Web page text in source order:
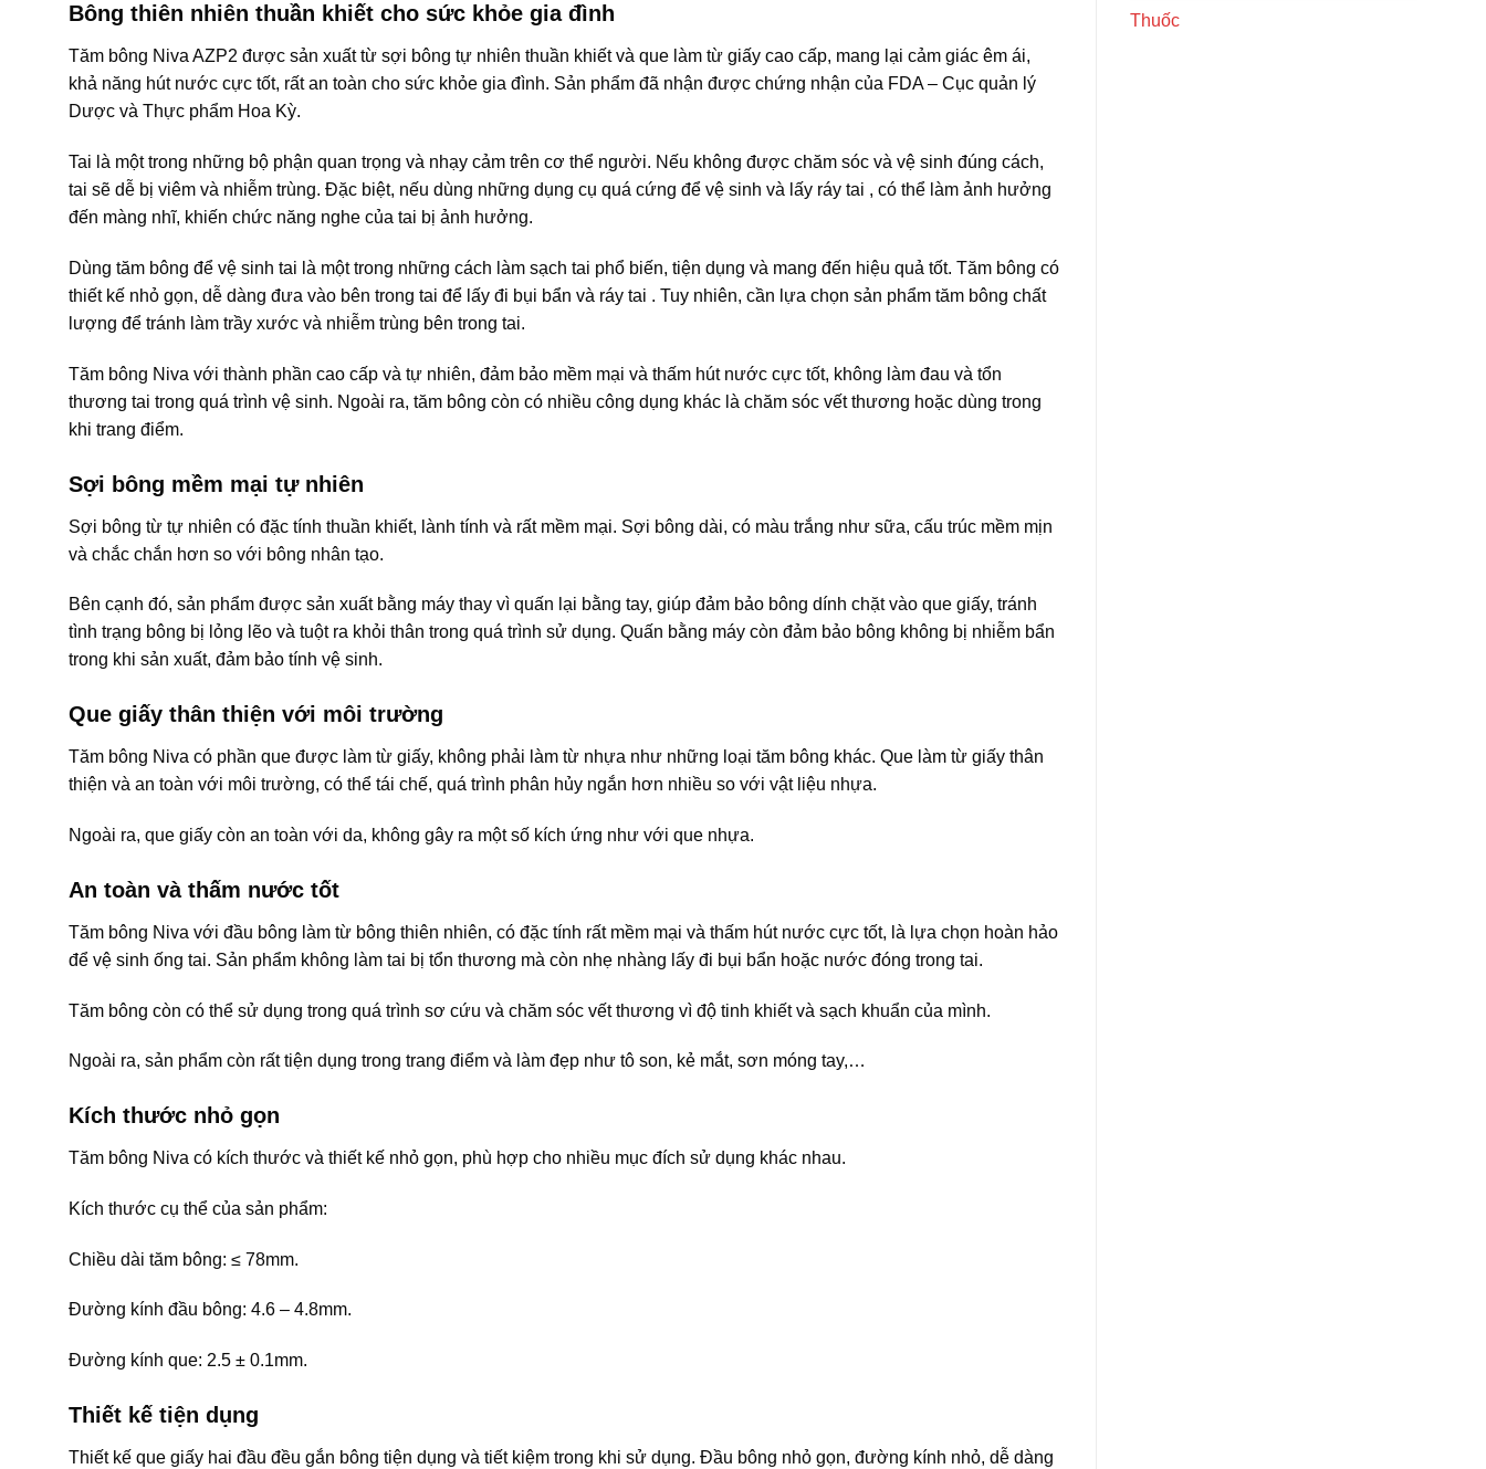
Thuốc
Bông thiên nhiên thuần khiết cho sức khỏe gia đình
Tăm bông Niva AZP2 được sản xuất từ sợi bông tự nhiên thuần khiết và que làm từ giấy cao cấp, mang lại cảm giác êm ái,
khả năng hút nước cực tốt, rất an toàn cho sức khỏe gia đình. Sản phẩm đã nhận được chứng nhận của FDA – Cục quản lý
Dược và Thực phẩm Hoa Kỳ.
Tai là một trong những bộ phận quan trọng và nhạy cảm trên cơ thể người. Nếu không được chăm sóc và vệ sinh đúng cách,
tai sẽ dễ bị viêm và nhiễm trùng. Đặc biệt, nếu dùng những dụng cụ quá cứng để vệ sinh và lấy ráy tai , có thể làm ảnh hưởng
đến màng nhĩ, khiến chức năng nghe của tai bị ảnh hưởng.
Dùng tăm bông để vệ sinh tai là một trong những cách làm sạch tai phổ biến, tiện dụng và mang đến hiệu quả tốt. Tăm bông có
thiết kế nhỏ gọn, dễ dàng đưa vào bên trong tai để lấy đi bụi bẩn và ráy tai . Tuy nhiên, cần lựa chọn sản phẩm tăm bông chất
lượng để tránh làm trầy xước và nhiễm trùng bên trong tai.
Tăm bông Niva với thành phần cao cấp và tự nhiên, đảm bảo mềm mại và thấm hút nước cực tốt, không làm đau và tổn
thương tai trong quá trình vệ sinh. Ngoài ra, tăm bông còn có nhiều công dụng khác là chăm sóc vết thương hoặc dùng trong
khi trang điểm.
Sợi bông mềm mại tự nhiên
Sợi bông từ tự nhiên có đặc tính thuần khiết, lành tính và rất mềm mại. Sợi bông dài, có màu trắng như sữa, cấu trúc mềm mịn
và chắc chắn hơn so với bông nhân tạo.
Bên cạnh đó, sản phẩm được sản xuất bằng máy thay vì quấn lại bằng tay, giúp đảm bảo bông dính chặt vào que giấy, tránh
tình trạng bông bị lỏng lẽo và tuột ra khỏi thân trong quá trình sử dụng. Quấn bằng máy còn đảm bảo bông không bị nhiễm bẩn
trong khi sản xuất, đảm bảo tính vệ sinh.
Que giấy thân thiện với môi trường
Tăm bông Niva có phần que được làm từ giấy, không phải làm từ nhựa như những loại tăm bông khác. Que làm từ giấy thân
thiện và an toàn với môi trường, có thể tái chế, quá trình phân hủy ngắn hơn nhiều so với vật liệu nhựa.
Ngoài ra, que giấy còn an toàn với da, không gây ra một số kích ứng như với que nhựa.
An toàn và thấm nước tốt
Tăm bông Niva với đầu bông làm từ bông thiên nhiên, có đặc tính rất mềm mại và thấm hút nước cực tốt, là lựa chọn hoàn hảo
để vệ sinh ống tai. Sản phẩm không làm tai bị tổn thương mà còn nhẹ nhàng lấy đi bụi bẩn hoặc nước đóng trong tai.
Tăm bông còn có thể sử dụng trong quá trình sơ cứu và chăm sóc vết thương vì độ tinh khiết và sạch khuẩn của mình.
Ngoài ra, sản phẩm còn rất tiện dụng trong trang điểm và làm đẹp như tô son, kẻ mắt, sơn móng tay,…
Kích thước nhỏ gọn
Tăm bông Niva có kích thước và thiết kế nhỏ gọn, phù hợp cho nhiều mục đích sử dụng khác nhau.
Kích thước cụ thể của sản phẩm:
Chiều dài tăm bông: ≤ 78mm.
Đường kính đầu bông: 4.6 – 4.8mm.
Đường kính que: 2.5 ± 0.1mm.
Thiết kế tiện dụng
Thiết kế que giấy hai đầu đều gắn bông tiện dụng và tiết kiệm trong khi sử dụng. Đầu bông nhỏ gọn, đường kính nhỏ, dễ dàng